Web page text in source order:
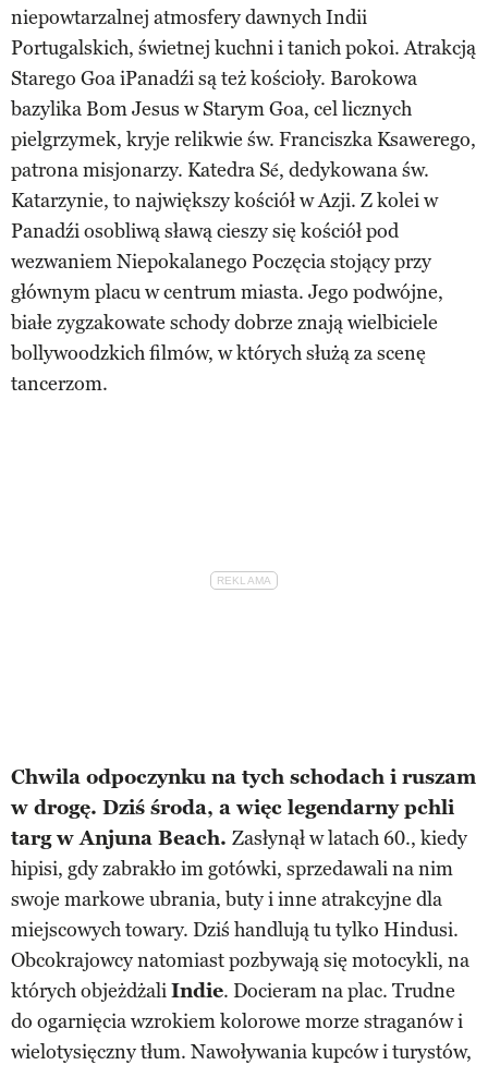
niepowtarzalnej atmosfery dawnych Indii
Portugalskich, świetnej kuchni i tanich pokoi. Atrakcją
Starego Goa iPanadźi są też kościoły. Barokowa
bazylika Bom Jesus w Starym Goa, cel licznych
pielgrzymek, kryje relikwie św. Franciszka Ksawerego,
patrona misjonarzy. Katedra Sé, dedykowana św.
Katarzynie, to największy kościół w Azji. Z kolei w
Panadźi osobliwą sławą cieszy się kościół pod
wezwaniem Niepokalanego Poczęcia stojący przy
głównym placu w centrum miasta. Jego podwójne,
białe zygzakowate schody dobrze znają wielbiciele
bollywoodzkich filmów, w których służą za scenę
tancerzom.
Chwila odpoczynku na tych schodach i ruszam
w drogę. Dziś środa, a więc legendarny pchli
targ w Anjuna Beach. Zasłynął w latach 60., kiedy
hipisi, gdy zabrakło im gotówki, sprzedawali na nim
swoje markowe ubrania, buty i inne atrakcyjne dla
miejscowych towary. Dziś handlują tu tylko Hindusi.
Obcokrajowcy natomiast pozbywają się motocykli, na
których objeżdżaliIndie. Docieram na plac. Trudne
do ogarnięcia wzrokiem kolorowe morze straganów i
wielotysięczny tłum. Nawoływania kupców i turystów,